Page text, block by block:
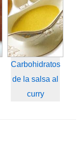
Carbohidratos
de la salsa al
curry